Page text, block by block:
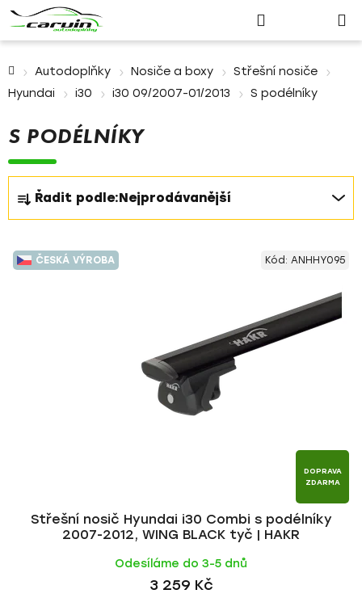
Přihlášení
košík
Autodoplňky Nosiče a boxy
Střešní nosiče
Hyundai
i30 i30 09/2007-01/2013 S podélníky
S PODÉLNÍKY
Ř
a
z
e
n
Řadit podle:Nejprodávanější
V
ý
ČESKÁ VÝROBA
DOPRAVA
ZDARMA
Střešní nosič Hyundai i30 Combi s podélníky
2007-2012, WING BLACK tyč | HAKR
Odesíláme do 3-5 dnů
3 259 Kč
Kód: ANHHY095